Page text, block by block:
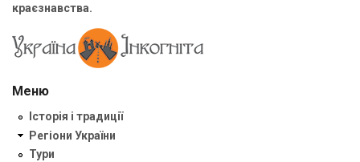
краєзнавства.
Меню
Історія і традиції
Регіони України
Тури